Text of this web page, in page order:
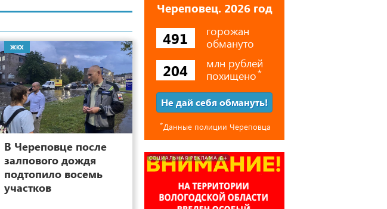
ЖКХ
29
В Череповце после
залпового дождя
подтопило восемь
участков
Череповец. 2026 год
491
горожан
обмануто
204
млн рублей
похищено⃰
Не дай себя обмануть!
⃰Данные полиции Череповца
СОЦИАЛЬНАЯ РЕКЛАМА 6+